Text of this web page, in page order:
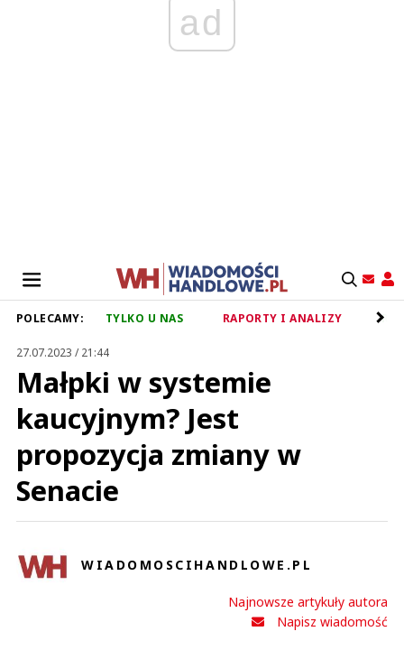
ad
POLECAMY: TYLKO U NAS RAPORTY I ANALIZY
27.07.2023 / 21:44
Małpki w systemie
kaucyjnym? Jest
propozycja zmiany w
Senacie
WIADOMOSCIHANDLOWE.PL
Najnowsze artykuły autora
Napisz wiadomość